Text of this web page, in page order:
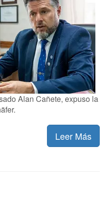
Alan Cañete, expuso la
Leer Más